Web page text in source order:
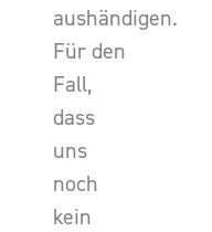
aushändigen.
Für den
Fall,
dass
uns
noch
kein